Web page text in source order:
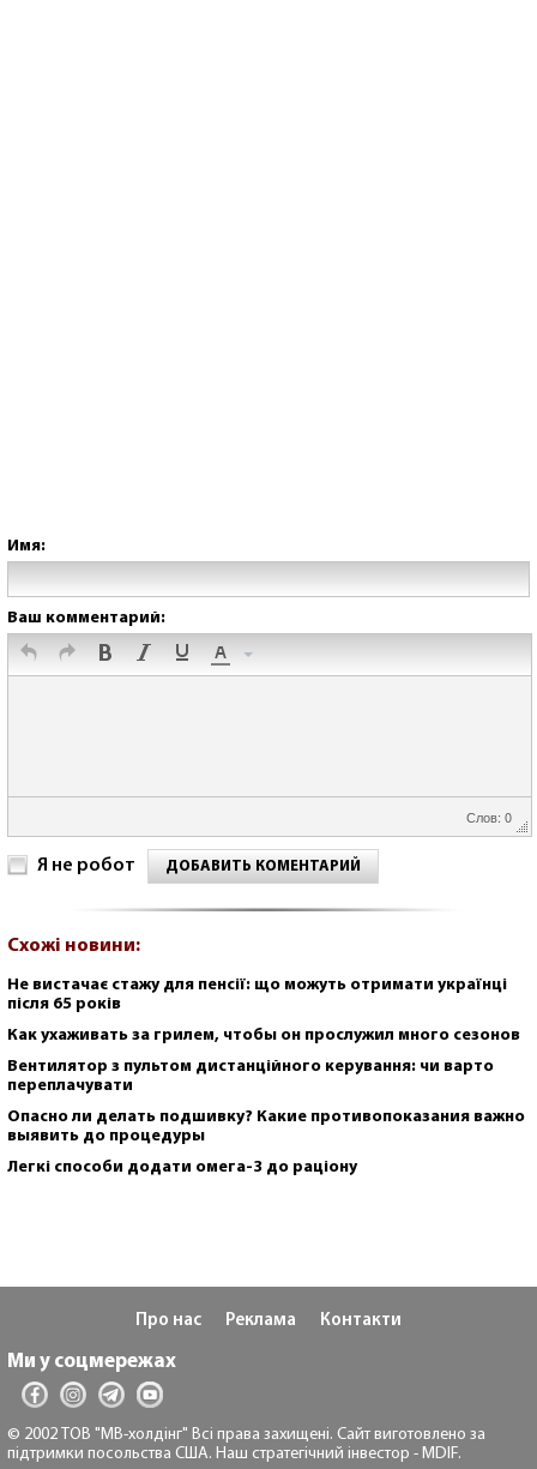
Имя:
Ваш комментарий:
Слов: 0
Я не робот ДОБАВИТЬ КОМЕНТАРИЙ
Схожі новини:
Не вистачає стажу для пенсії: що можуть отримати українці
після 65 років
Как ухаживать за грилем, чтобы он прослужил много сезонов
Вентилятор з пультом дистанційного керування: чи варто
переплачувати
Опасно ли делать подшивку? Какие противопоказания важно
выявить до процедуры
Легкі способи додати омега-3 до раціону
Про нас Реклама Контакти
Ми у соцмережах
© 2002 ТОВ "МВ-холдінг" Всі права захищені. Сайт виготовлено за
підтримки посольства США. Наш стратегічний інвестор - MDIF.